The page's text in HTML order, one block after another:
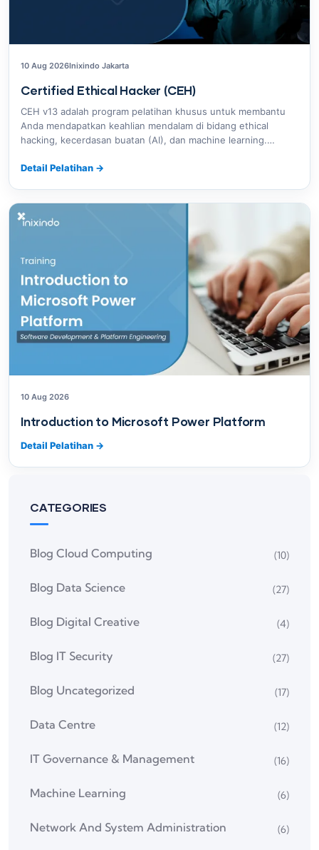
10 Aug 2026Inixindo Jakarta
Certified Ethical Hacker (CEH)
CEH v13 adalah program pelatihan khusus untuk membantu
Anda mendapatkan keahlian mendalam di bidang ethical
hacking, kecerdasan buatan (AI), dan machine learning.…
Detail Pelatihan →
10 Aug 2026
Introduction to Microsoft Power Platform
Detail Pelatihan →
CATEGORIES
Blog Cloud Computing (10)
Blog Data Science (27)
Blog Digital Creative (4)
Blog IT Security (27)
Blog Uncategorized (17)
Data Centre (12)
IT Governance & Management (16)
Machine Learning (6)
Network And System Administration (6)